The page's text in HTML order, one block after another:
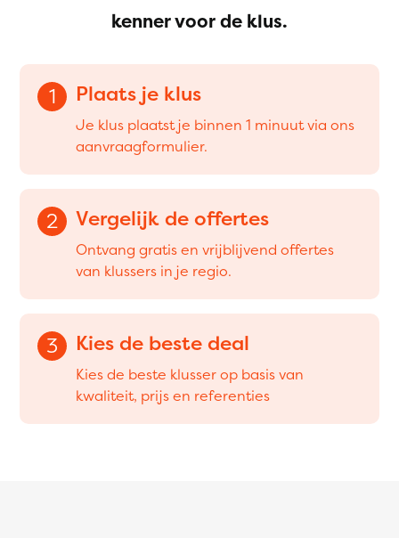
kenner voor de klus.
1 Plaats je klus
Je klus plaatst je binnen 1 minuut via ons
aanvraagformulier.
2 Vergelijk de offertes
Ontvang gratis en vrijblijvend offertes
van klussers in je regio.
3 Kies de beste deal
Kies de beste klusser op basis van
kwaliteit, prijs en referenties